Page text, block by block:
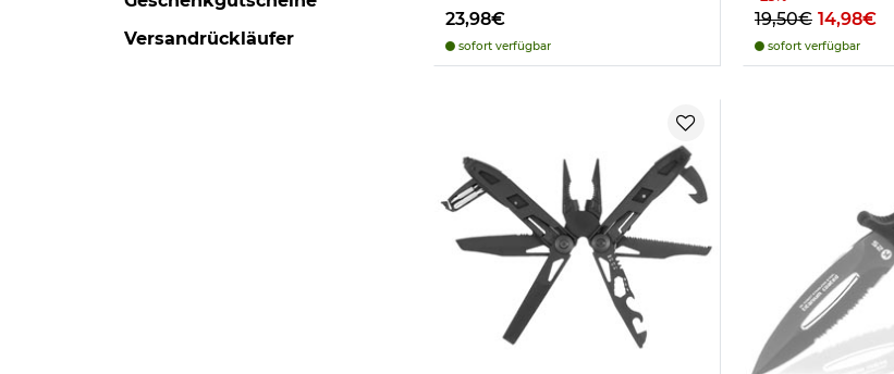
Versandrückläufer
23,98€
sofort verfügbar
19,50€ 14,98€
sofort verfügbar